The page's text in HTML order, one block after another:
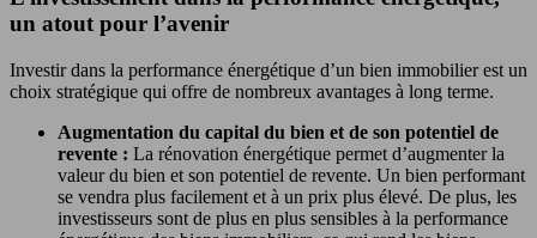
un atout pour l’avenir
Investir dans la performance énergétique d’un bien immobilier est un
choix stratégique qui offre de nombreux avantages à long terme.
Augmentation du capital du bien et de son potentiel de
revente : La rénovation énergétique permet d’augmenter la
valeur du bien et son potentiel de revente. Un bien performant
se vendra plus facilement et à un prix plus élevé. De plus, les
investisseurs sont de plus en plus sensibles à la performance